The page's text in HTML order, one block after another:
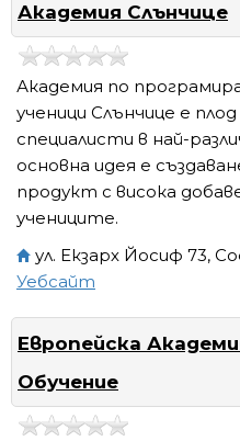
Академия Слънчице
Академия по
ученици Слънчице е
специалисти в най-
основна идея е
продукт с висока
учениците.
ул. Екзарх Йосиф 73,
Уебсайт
Европейска
Обучение